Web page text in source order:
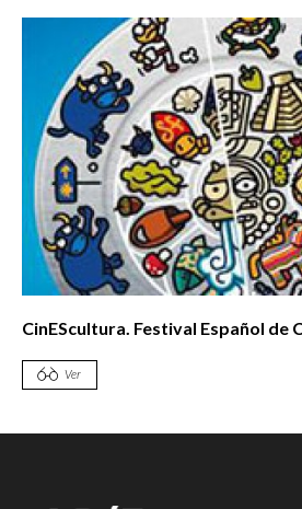
CinEScultura. Festival Español de
Ver